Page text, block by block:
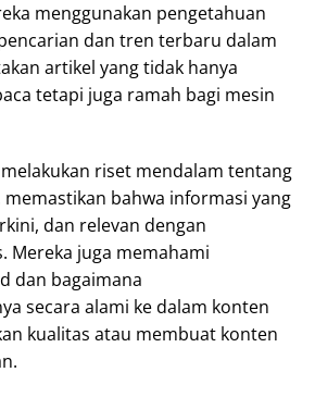
menggunakan pengetahuan
dan tren terbaru dalam
artikel yang tidak hanya
tetapi juga ramah bagi mesin
melakukan riset mendalam tentang
bahwa informasi yang
dan relevan dengan
Mereka juga memahami
dan bagaimana
secara alami ke dalam konten
kualitas atau membuat konten